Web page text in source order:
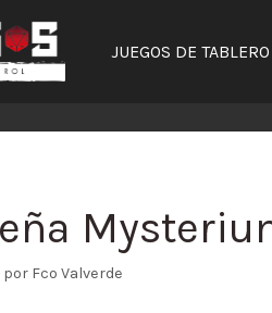
JUEGOS DE TABLERO
por Fco Valverde